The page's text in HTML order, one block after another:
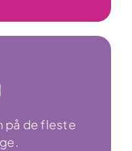
på de fleste